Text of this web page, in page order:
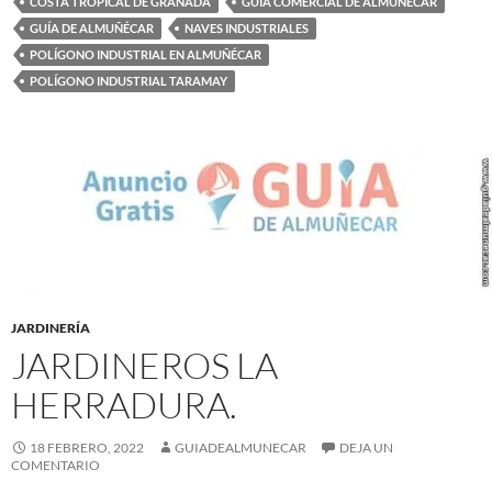
GUÍA DE ALMUÑÉCAR
NAVES INDUSTRIALES
POLÍGONO INDUSTRIAL EN ALMUÑÉCAR
POLÍGONO INDUSTRIAL TARAMAY
JARDINERÍA
JARDINEROS LA
HERRADURA.
18 FEBRERO, 2022 GUIADEALMUNECAR
DEJA UN
COMENTARIO